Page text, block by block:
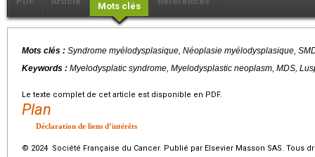
Mots clés
Mots clés : Syndrome myélodysplasique, Néoplasie myélodysplasique,
Keywords : Myelodysplatic syndrome, Myelodysplastic neoplasm, MDS,
Le texte complet de cet article est disponible en PDF.
Plan
Déclaration de liens d’intérêts
© 2024 Société Française du Cancer. Publié par Elsevier Masson SAS. Tous